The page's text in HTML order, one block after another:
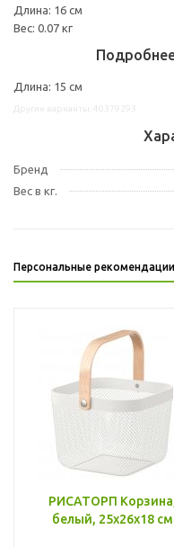
Длина: 16 см
Вес: 0.07 кг
Длина: 15 см
Бренд
Вес в кг.
Персональные рекомендации
РИСАТОРП
белый, 25x26x18 см